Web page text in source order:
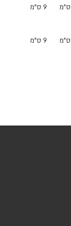
9 ס"מ
9 ס"מ